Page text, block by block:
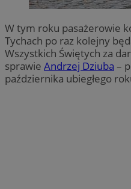
W tym roku pasażerowie
Tychach po raz kolejny
Wszystkich Świętych za
sprawie Andrzej Dziuba –
października ubiegłego